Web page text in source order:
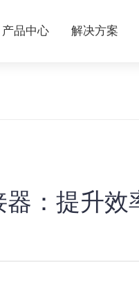
产品中心 解决方案
：提升效